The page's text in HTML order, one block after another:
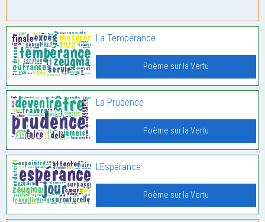
La Tempérance
Poème sur la Vertu
La Prudence
Poème sur la Vertu
L’Espérance
Poème sur la Vertu